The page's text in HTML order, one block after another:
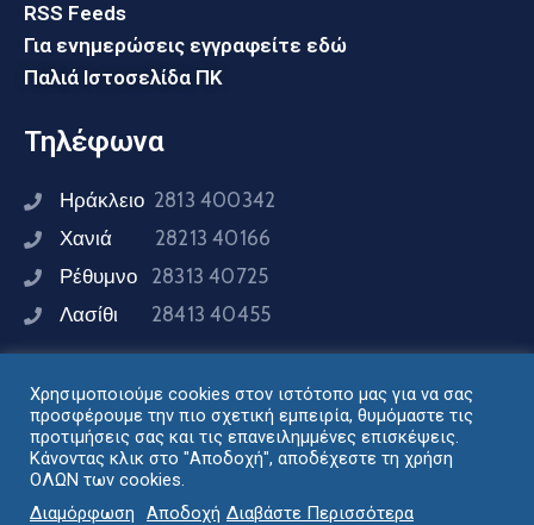
RSS Feeds
Για ενημερώσεις εγγραφείτε εδώ
Παλιά Ιστοσελίδα ΠΚ
Τηλέφωνα
Ηράκλειο 2813 400342
Χανιά 28213 40166
Ρέθυμνο 28313 40725
Λασίθι 28413 40455
Συνδεθείτε μαζί μας
Σχεδιασμός - Ανάπτυξη: Διεύθυνση Ηλεκτρονικής
Διακυβέρνησης Περιφέρειας Κρήτης © 2024
Χρησιμοποιούμε cookies στον ιστότοπο μας για να σας
προσφέρουμε την πιο σχετική εμπειρία, θυμόμαστε τις
προτιμήσεις σας και τις επανειλημμένες επισκέψεις.
Κάνοντας κλικ στο "Αποδοχή", αποδέχεστε τη χρήση
ΟΛΩΝ των cookies.
Διαμόρφωση
Αποδοχή Διαβάστε Περισσότερα